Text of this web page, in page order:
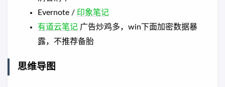
Evernote / 印象笔记
有道云笔记 广告炒鸡多，win下面加密数据暴
露，不推荐备胎
思维导图